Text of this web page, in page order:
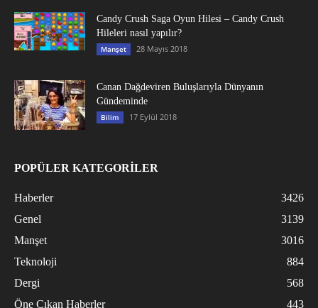
Candy Crush Saga Oyun Hilesi – Candy Crush
Hileleri nasıl yapılır?
Manşet 28 Mayıs 2018
Canan Dağdeviren Buluşlarıyla Dünyanın
Gündeminde
Bilim 17 Eylül 2018
POPÜLER KATEGORİLER
Haberler
3426
Genel
3139
Manşet
3016
Teknoloji
884
Dergi
568
Öne Çıkan Haberler
443